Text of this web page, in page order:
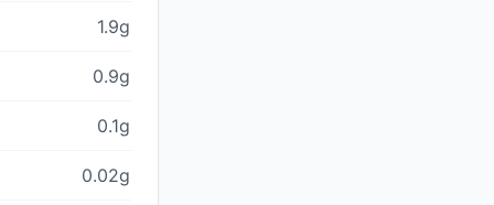
1.9g
0.9g
0.1g
0.02g